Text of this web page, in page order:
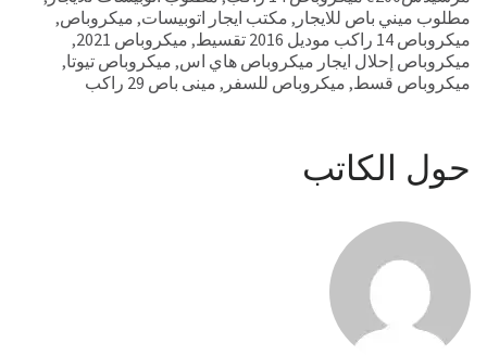
مطلوب ميني باص للايجار , مكتب ايجار اتوبيسات, ميكروباص,
ميكروباص 14 راكب موديل 2016 تقسيط
, ميكروباص 2021
,
ميكروباص إحلال ايجار ميكروباص هاي اس, ميكروباص تيوتا,
ميكروباص قسط, ميكروباص للسفر , مينى باص 29 راكب
حول الكاتب